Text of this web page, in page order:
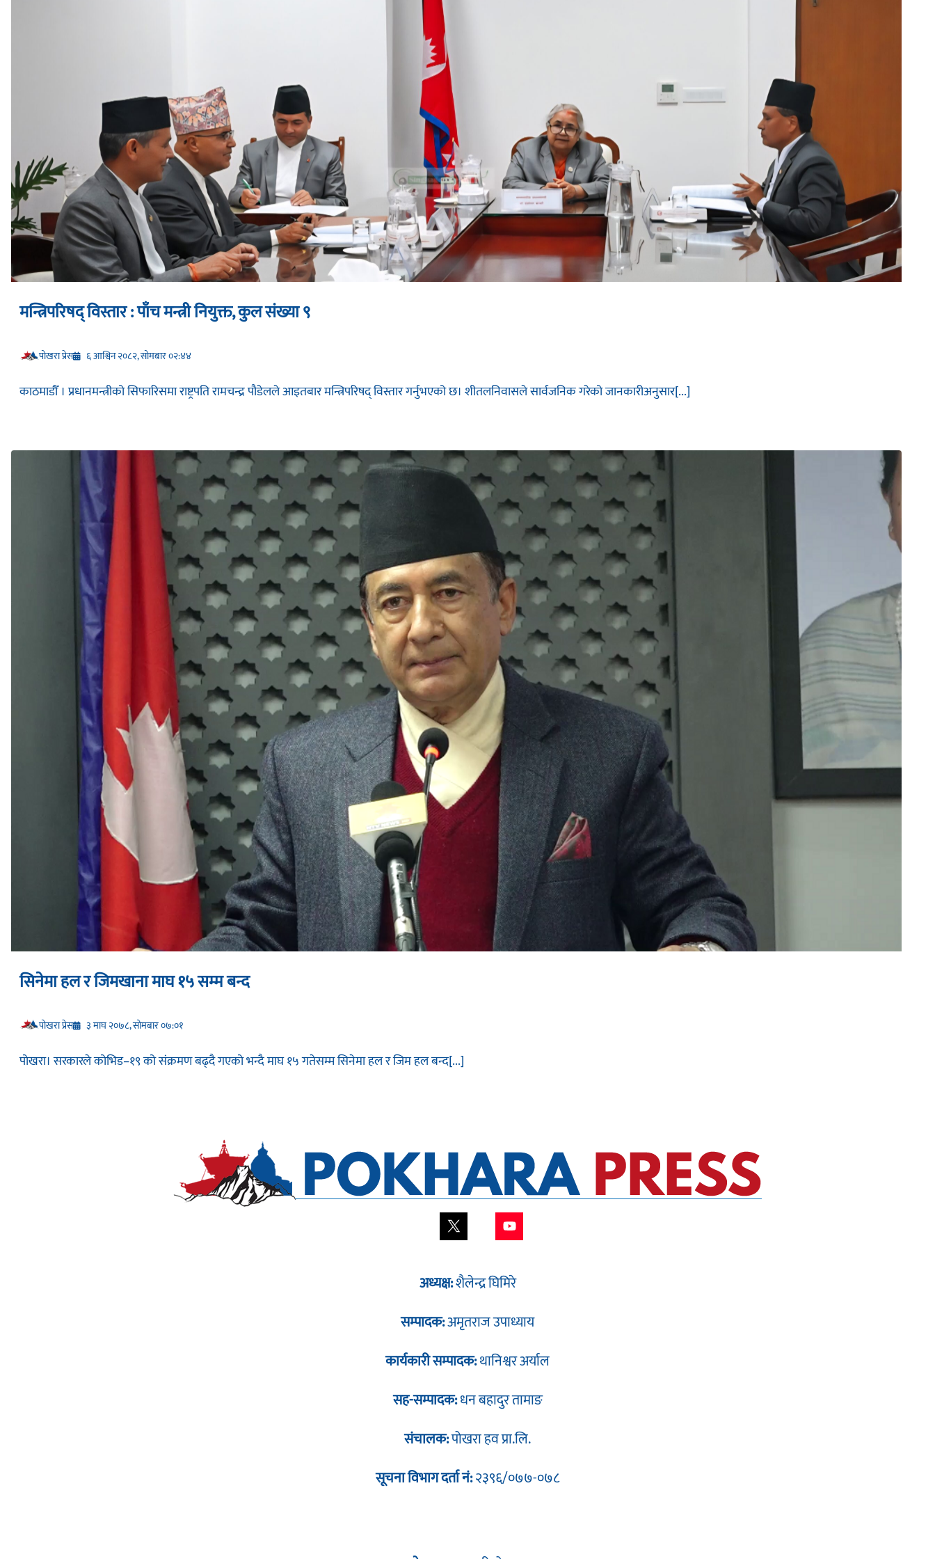
मन्त्रिपरिषद् विस्तार : पाँच मन्त्री नियुक्त, कुल संख्या ९
प‍ोखरा प्रेस ६ आश्विन २०८२, सोमबार ०२:४४
काठमाडौँ । प्रधानमन्त्रीको सिफारिसमा राष्ट्रपति रामचन्द्र पौडेलले आइतबार मन्त्रिपरिषद् विस्तार गर्नुभएको छ। शीतलनिवासले सार्वजनिक गरेको जानकारीअनुसार[...]
सिनेमा हल र जिमखाना माघ १५ सम्म बन्द
प‍ोखरा प्रेस ३ माघ २०७८, सोमबार ०७:०१
पोखरा। सरकारले कोभिड–१९ को संक्रमण बढ्दै गएको भन्दै माघ १५ गतेसम्म सिनेमा हल र जिम हल बन्द[...]
अध्यक्ष:शैलेन्द्र घिमिरे
सम्पादक:अमृतराज उपाध्याय
कार्यकारी सम्पादक:थानिश्वर अर्याल
सह-सम्पादक:धन बहादुर तामाङ
संचालक:पोखरा हव प्रा.लि.
सूचना विभाग दर्ता नं:२३९६/०७७-०७८